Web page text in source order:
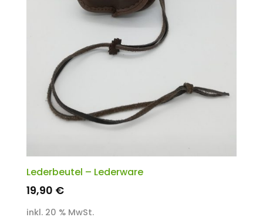
Lederbeutel – Lederware
19,90 €
inkl. 20 % MwSt.